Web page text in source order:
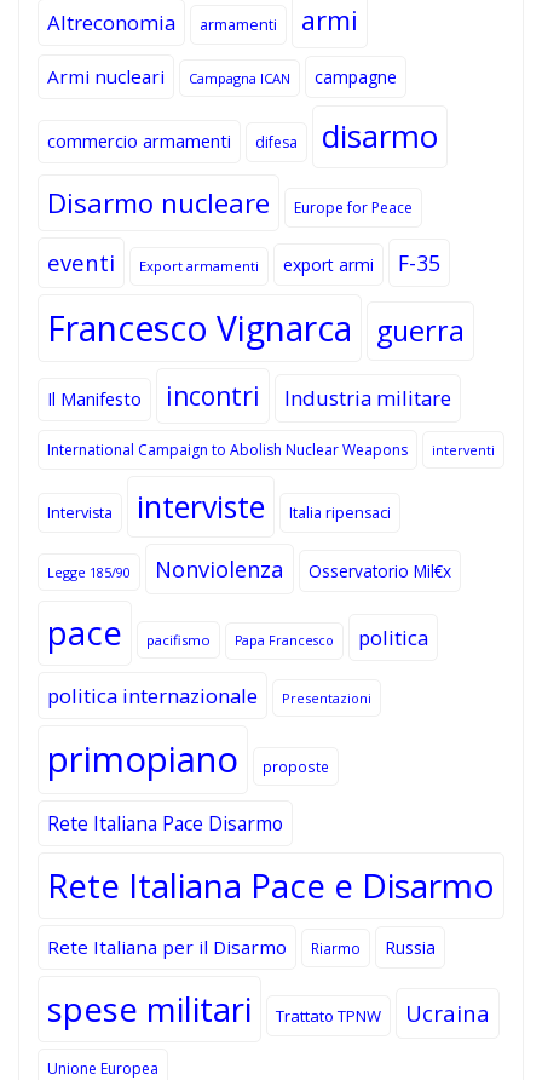
Altreconomia armamenti armi
Armi nucleari Campagna ICAN campagne
commercio armamenti difesa disarmo
Disarmo nucleare Europe for Peace
eventi Export armamenti export armi F-35
Francesco Vignarca guerra
Il Manifesto incontri Industria militare
International Campaign to Abolish Nuclear Weapons interventi
Intervista interviste Italia ripensaci
Legge 185/90 Nonviolenza Osservatorio Mil€x
pace pacifismo Papa Francesco politica
politica internazionale Presentazioni
primopiano proposte
Rete Italiana Pace Disarmo
Rete Italiana Pace e Disarmo
Rete Italiana per il Disarmo Riarmo Russia
spese militari Trattato TPNW Ucraina
Unione Europea